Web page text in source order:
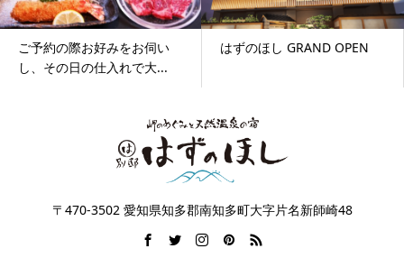
ご予約の際お好みをお伺い
し、その日の仕入れで大...
はずのほし GRAND OPEN
〒470-3502 愛知県知多郡南知多町大字片名新師崎48